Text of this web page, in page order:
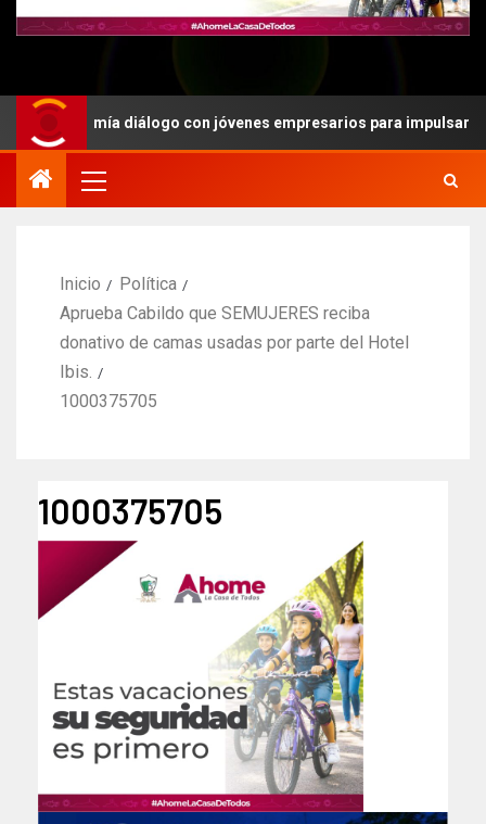
diálogo con jóvenes empresarios para impulsar agenda
Inicio
Política
Aprueba Cabildo que SEMUJERES reciba
donativo de camas usadas por parte del Hotel
Ibis.
1000375705
1000375705